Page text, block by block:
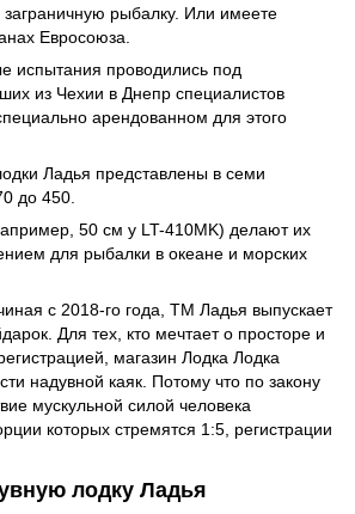
рыбалку. Или имеете
Евросоюза.
испытания проводились под
из Чехии в Днепр специалистов
арендованном для этого
Ладья представлены в семи
до 450.
50 см у LT-410MK) делают их
для рыбалки в океане и морских
с 2018-го года, ТМ Ладья выпускает
Для тех, кто мечтает о просторе и
магазин Лодка Лодка
надувной каяк. Потому что по закону
мускульной силой человека
которых стремятся 1:5, регистрации
лодку Ладья